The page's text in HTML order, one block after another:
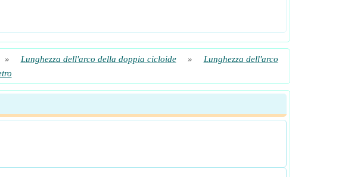
» Lunghezza dell'arco della doppia cicloide »
Lunghezza dell'arco